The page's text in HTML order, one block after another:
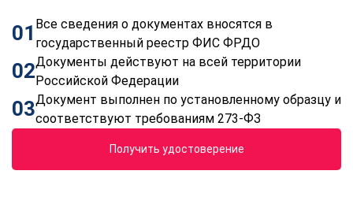
01 Все сведения о документах вносятся в
государственный реестр ФИС ФРДО
02Документы действуют на всей территории
Российской Федерации
03Документ выполнен по установленному образцу и
соответствуют требованиям 273-ФЗ
Получить удостоверение